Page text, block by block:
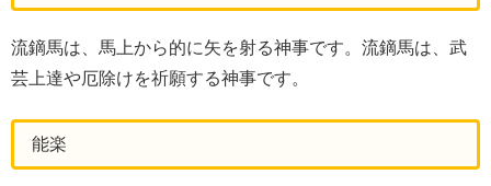
流鏑馬は、馬上から的に矢を射る神事です。流鏑馬は、武
芸上達や厄除けを祈願する神事です。
能楽